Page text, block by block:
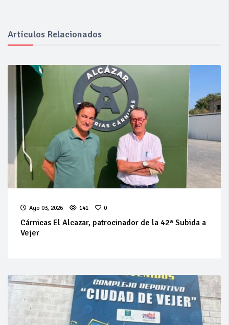
Artículos Relacionados
Ago 03, 2026 141 0
Cárnicas El Alcazar, patrocinador de la 42ª Subida a
Vejer